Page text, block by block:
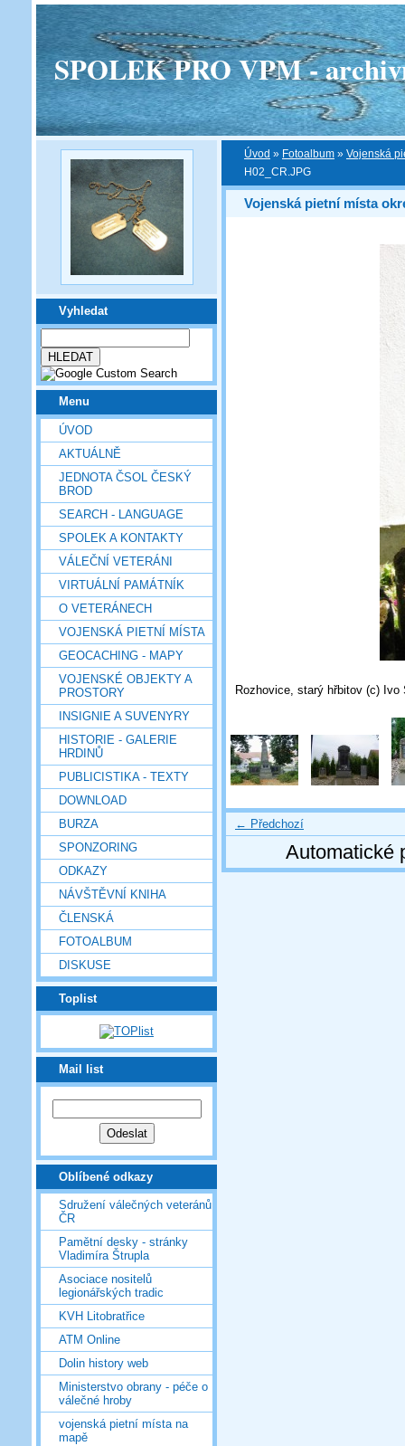
SPOLEK PRO VPM -
Vyhledat
Menu
ÚVOD
AKTUÁLNĚ
JEDNOTA ČSOL ČESKÝ
BROD
SEARCH - LANGUAGE
SPOLEK A KONTAKTY
VÁLEČNÍ VETERÁNI
VIRTUÁLNÍ PAMÁTNÍK
O VETERÁNECH
VOJENSKÁ PIETNÍ MÍSTA
GEOCACHING - MAPY
VOJENSKÉ OBJEKTY A
PROSTORY
INSIGNIE A SUVENYRY
HISTORIE - GALERIE
HRDINŮ
PUBLICISTIKA - TEXTY
DOWNLOAD
BURZA
SPONZORING
ODKAZY
NÁVŠTĚVNÍ KNIHA
ČLENSKÁ
FOTOALBUM
DISKUSE
Toplist
Mail list
Oblíbené odkazy
Sdružení válečných veteránů
ČR
Pamětní desky - stránky
Vladimíra Štrupla
Asociace nositelů
legionářských tradic
KVH Litobratřice
ATM Online
Dolin history web
Ministerstvo obrany - péče o
válečné hroby
vojenská pietní místa na
mapě
Úvod » Fotoalbum » Vojenská
H02_CR.JPG
Vojenská pietní místa
Rozhovice, starý hřbitov (c)
← Předchozí
Automatické